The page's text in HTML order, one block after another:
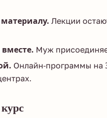
Лекции
Муж
Онлайн-программы на